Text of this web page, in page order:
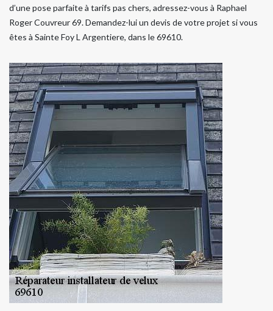
d’une pose parfaite à tarifs pas chers, adressez-vous à Raphael
Roger Couvreur 69. Demandez-lui un devis de votre projet si vous
êtes à Sainte Foy L Argentiere, dans le 69610.